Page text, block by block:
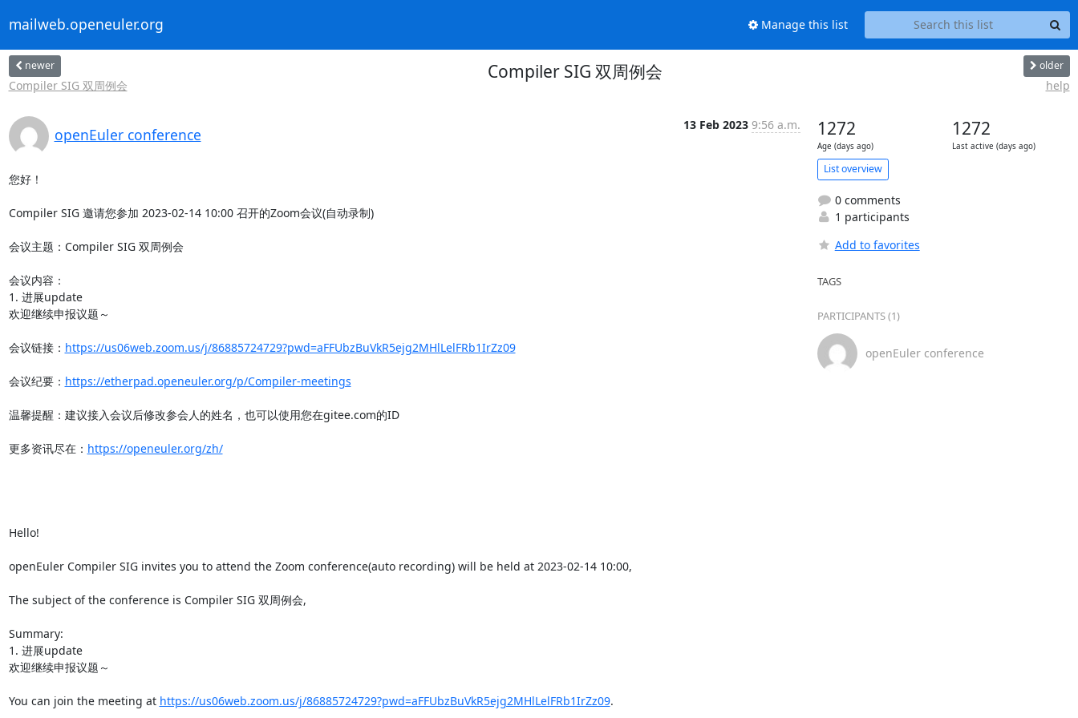
mailweb.openeuler.org Manage this list
newer
Compiler SIG 双周例会
Compiler SIG 双周例会 older
help
openEuler conference
13 Feb 2023 9:56 a.m.
您好！
Compiler SIG 邀请您参加 2023-02-14 10:00 召开的Zoom会议(自动录制)
会议主题：Compiler SIG 双周例会
会议内容：
1. 进展update
欢迎继续申报议题～
会议链接： https://us06web.zoom.us/j/86885724729?pwd=aFFUbzBuVkR5ejg2MHlLelFRb1IrZz09
会议纪要： https://etherpad.openeuler.org/p/Compiler-meetings
温馨提醒：建议接入会议后修改参会人的姓名，也可以使用您在gitee.com的ID
更多资讯尽在： https://openeuler.org/zh/
Hello!
openEuler Compiler SIG invites you to attend the Zoom conference(auto recording) will be held at 2023-02-14 10:00,
The subject of the conference is Compiler SIG 双周例会,
Summary:
1. 进展update
欢迎继续申报议题～
You can join the meeting at https://us06web.zoom.us/j/86885724729?pwd=aFFUbzBuVkR5ejg2MHlLelFRb1IrZz09.
1272
Age (days ago)
1272
Last active (days ago)
List overview
0 comments
1 participants
Add to favorites
TAGS
PARTICIPANTS (1)
openEuler conference